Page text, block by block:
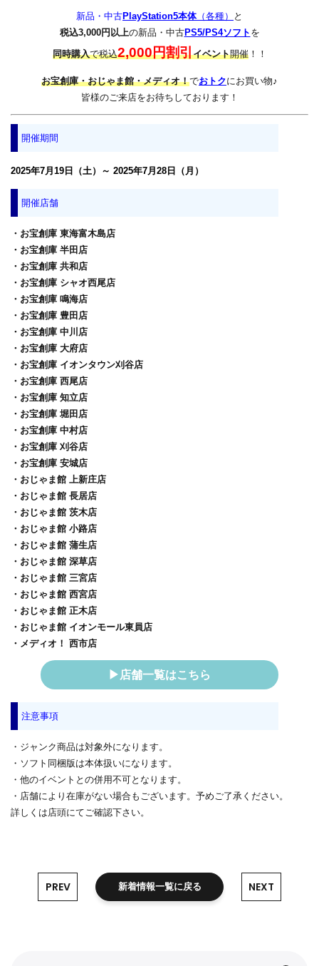
新品・中古PlayStation5本体（各種）
と
税込3,000円以上の新品・中古PS5/PS4ソフト を
同時購入で税込2,000円割引イベント開催！！
お宝創庫・おじゃま館・メディオ！でおトクにお買い物♪
皆様のご来店をお待ちしております！
開催期間
2025年7月19日（土）～ 2025年7月28日（月）
開催店舗
・お宝創庫 東海富木島店
・お宝創庫 半田店
・お宝創庫 共和店
・お宝創庫 シャオ西尾店
・お宝創庫 鳴海店
・お宝創庫 豊田店
・お宝創庫 中川店
・お宝創庫 大府店
・お宝創庫 イオンタウン刈谷店
・お宝創庫 西尾店
・お宝創庫 知立店
・お宝創庫 堀田店
・お宝創庫 中村店
・お宝創庫 刈谷店
・お宝創庫 安城店
・おじゃま館 上新庄店
・おじゃま館 長居店
・おじゃま館 茨木店
・おじゃま館 小路店
・おじゃま館 蒲生店
・おじゃま館 深草店
・おじゃま館 三宮店
・おじゃま館 西宮店
・おじゃま館 正木店
・おじゃま館 イオンモール東員店
・メディオ！ 西市店
▶店舗一覧はこちら
注意事項
・ジャンク商品は対象外になります。
・ソフト同梱版は本体扱いになります。
・他のイベントとの併用不可となります。
・店舗により在庫がない場合もございます。予めご了承ください。
詳しくは店頭にてご確認下さい。
PREV 新着情報一覧に戻る NEXT